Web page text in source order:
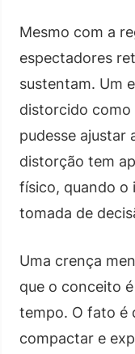
Mesmo com a
espectadores
sustentam. Um
distorcido como
pudesse ajustar
distorção tem
físico, quando o
tomada de
Uma crença
que o conceito
tempo. O fato é
compactar e